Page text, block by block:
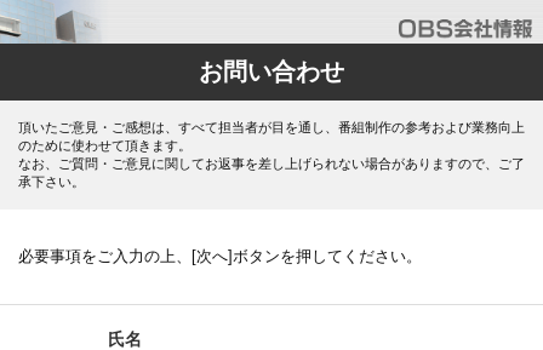
お問い合わせ
頂いたご意見・ご感想は、すべて担当者が目を通し、番組制作の参考および業務向上
のために使わせて頂きます。
なお、ご質問・ご意見に関してお返事を差し上げられない場合がありますので、ご了
承下さい。
必要事項をご入力の上、[次へ]ボタンを押してください。
氏名